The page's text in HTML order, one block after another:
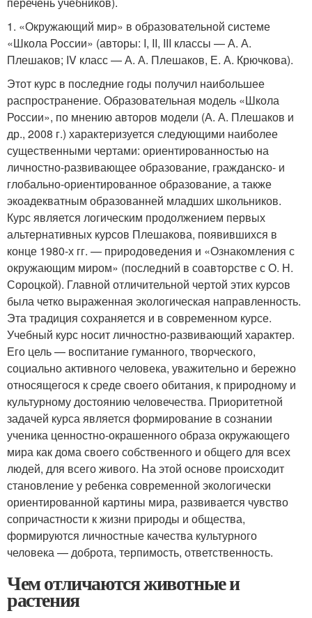
1. «Окружающий мир» в образовательной системе
«Школа России» (авторы: I, II, III классы — А. А.
Плешаков; IV класс — А. А. Плешаков, Е. А. Крючкова).
Этот курс в последние годы получил наибольшее
распространение. Образовательная модель «Школа
России», по мнению авторов модели (А. А. Плешаков и
др., 2008 г.) характеризуется следующими наиболее
существенными чертами: ориентированностью на
личностно-развивающее образование, гражданско- и
глобально-ориентированное образование, а также
экоадекватным образованней младших школьников.
Курс является логическим продолжением первых
альтернативных курсов Плешакова, появившихся в
конце 1980-х гг. — природоведения и «Ознакомления с
окружающим миром» (последний в соавторстве с О. Н.
Сороцкой). Главной отличительной чертой этих курсов
была четко выраженная экологическая направленность.
Эта традиция сохраняется и в современном курсе.
Учебный курс носит личностно-развивающий характер.
Его цель — воспитание гуманного, творческого,
социально активного человека, уважительно и бережно
относящегося к среде своего обитания, к природному и
культурному достоянию человечества. Приоритетной
задачей курса является формирование в сознании
ученика ценностно-окрашенного образа окружающего
мира как дома своего собственного и общего для всех
людей, для всего живого. На этой основе происходит
становление у ребенка современной экологически
ориентированной картины мира, развивается чувство
сопричастности к жизни природы и общества,
формируются личностные качества культурного
человека — доброта, терпимость, ответственность.
Чем отличаются животные и
растения